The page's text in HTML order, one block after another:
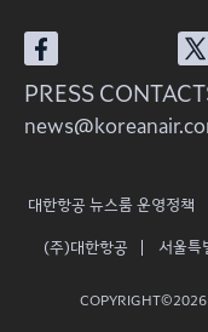
PRESS
대한항공 뉴스룸 운영정책
(주)대한항공
서울특
COPYRIGHT©2026